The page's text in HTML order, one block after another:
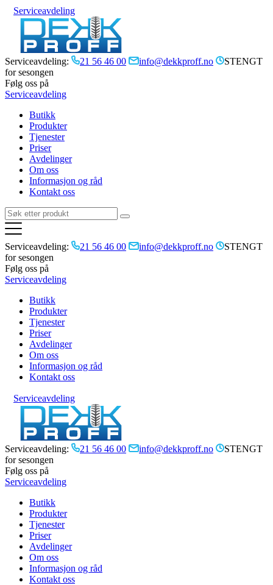
Serviceavdeling
Serviceavdeling: 21 56 46 00 info@dekkproff.no
STENGT
for sesongen
Følg oss på
Serviceavdeling
Butikk
Produkter
Tjenester
Priser
Avdelinger
Om oss
Informasjon og råd
Kontakt oss
Serviceavdeling: 21 56 46 00 info@dekkproff.no
STENGT
for sesongen
Følg oss på
Serviceavdeling
Butikk
Produkter
Tjenester
Priser
Avdelinger
Om oss
Informasjon og råd
Kontakt oss
Serviceavdeling
Serviceavdeling: 21 56 46 00 info@dekkproff.no
STENGT
for sesongen
Følg oss på
Serviceavdeling
Butikk
Produkter
Tjenester
Priser
Avdelinger
Om oss
Informasjon og råd
Kontakt oss